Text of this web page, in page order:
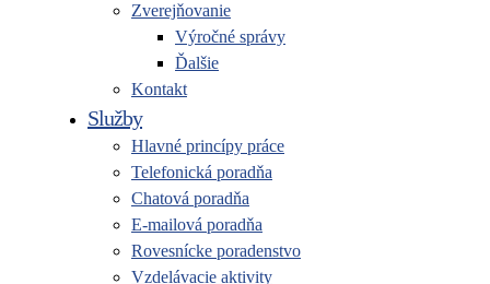
Zverejňovanie
Výročné správy
Ďalšie
Kontakt
Služby
Hlavné princípy práce
Telefonická poradňa
Chatová poradňa
E-mailová poradňa
Rovesnícke poradenstvo
Vzdelávacie aktivity